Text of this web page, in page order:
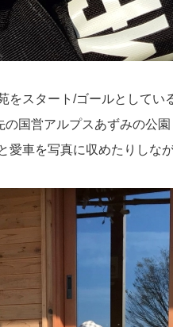
をスタート/ゴールとして
国営アルプスあずみの公
愛車を写真に収めたりしな